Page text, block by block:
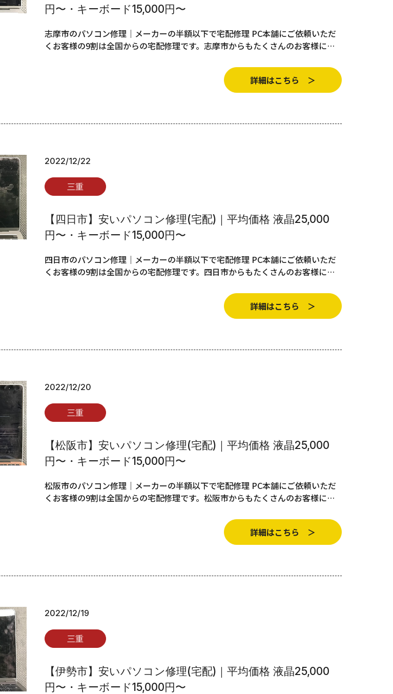
円〜・キーボード15,000円〜
志摩市のパソコン修理｜メーカーの半額以下で宅配修理 PC本舗にご依頼いただ
くお客様の9割は全国からの宅配修理です。志摩市からもたくさんのお客様に…
詳細はこちら ＞
2022/12/22
三重
【四日市】安いパソコン修理(宅配)｜平均価格 液晶25,000
円〜・キーボード15,000円〜
四日市のパソコン修理｜メーカーの半額以下で宅配修理 PC本舗にご依頼いただ
くお客様の9割は全国からの宅配修理です。四日市からもたくさんのお客様に…
詳細はこちら ＞
2022/12/20
三重
【松阪市】安いパソコン修理(宅配)｜平均価格 液晶25,000
円〜・キーボード15,000円〜
松阪市のパソコン修理｜メーカーの半額以下で宅配修理 PC本舗にご依頼いただ
くお客様の9割は全国からの宅配修理です。松阪市からもたくさんのお客様に…
詳細はこちら ＞
2022/12/19
三重
【伊勢市】安いパソコン修理(宅配)｜平均価格 液晶25,000
円〜・キーボード15,000円〜